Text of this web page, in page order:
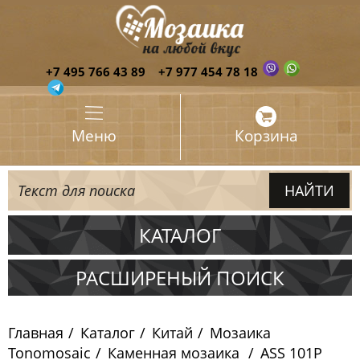
+7 495 766 43 89 +7 977 454 78 18
Меню Корзина
КАТАЛОГ
Испания
Китай
РАСШИРЕНЫЙ ПОИСК
Главная Каталог Китай
Мозаика
Tonomosaic
Каменная мозаика
ASS 101P